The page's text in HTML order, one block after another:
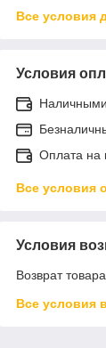
Все условия
Условия
Наличными
Оплата на
Все условия
Условия
Возврат
Все условия